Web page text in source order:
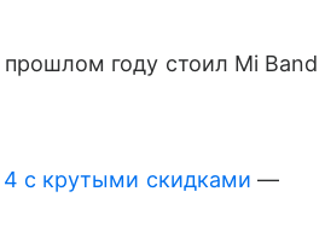
году стоил Mi Band
4 с крутыми скидками —